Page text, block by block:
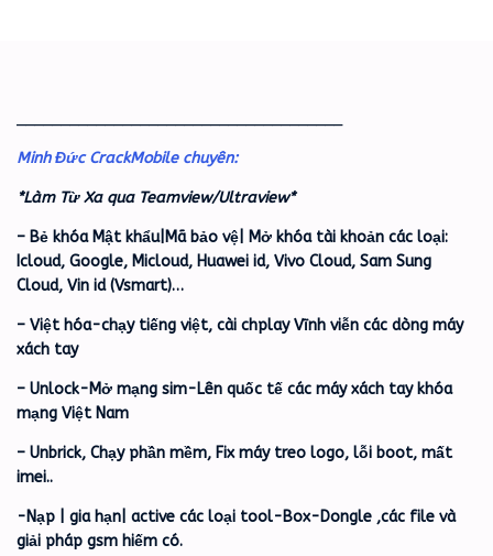
Minh Đức CrackMobile chuyên:
*Làm Từ Xa qua Teamview/Ultraview*
– Bẻ khóa Mật khẩu|Mã bảo vệ| Mở khóa tài khoản các loại:
Icloud, Google, Micloud, Huawei id, Vivo Cloud, Sam Sung
Cloud, Vin id (Vsmart)…
– Việt hóa-chạy tiếng việt, cài chplay Vĩnh viễn các dòng máy
xách tay
– Unlock-Mở mạng sim-Lên quốc tế các máy xách tay khóa
mạng Việt Nam
– Unbrick, Chạy phần mềm, Fix máy treo logo, lỗi boot, mất
imei..
-Nạp | gia hạn| active các loại tool-Box-Dongle ,các file và
giải pháp gsm hiếm có.